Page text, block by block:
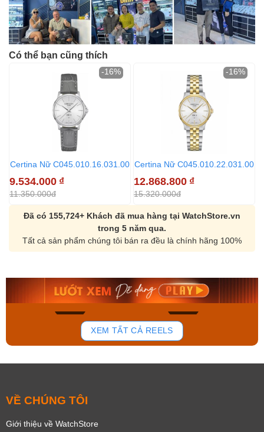
Có thể bạn cũng thích
Certina Nữ C045.010.16.031.00
9.534.000 ₫
11.350.000đ
-16%
Certina Nữ C045.010.22.031.00
12.868.800 ₫
15.320.000đ
-16%
Đã có 155,724+ Khách đã mua hàng tại WatchStore.vn
trong 5 năm qua.
Tất cả sản phẩm chúng tôi bán ra đều là chính hãng 100%
158
Orient Nam RA-
Mua ngay
Casio Nam MTS-
Mua ngay
XEM TẤT CẢ REELS
VỀ CHÚNG TÔI
Giới thiệu về WatchStore